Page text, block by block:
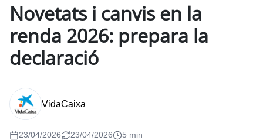
Novetats i canvis en la
renda 2026: prepara la
declaració
VidaCaixa
23/04/2026 23/04/2026 5 min